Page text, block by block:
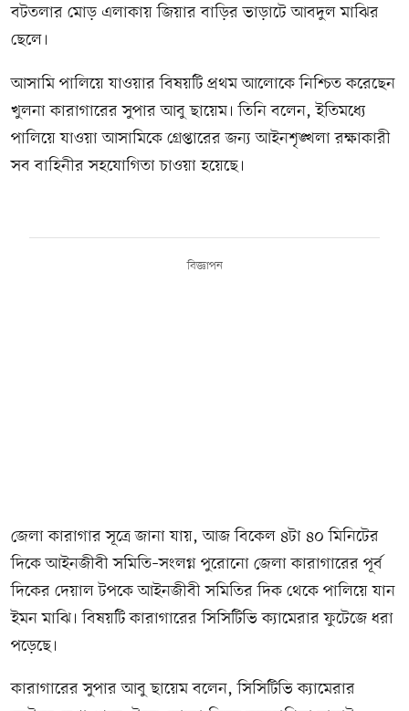
বটতলার মোড় এলাকায় জিয়ার বাড়ির ভাড়াটে আবদুল মাঝির
ছেলে।
আসামি পালিয়ে যাওয়ার বিষয়টি প্রথম আলোকে নিশ্চিত করেছেন
খুলনা কারাগারের সুপার আবু ছায়েম। তিনি বলেন, ইতিমধ্যে
পালিয়ে যাওয়া আসামিকে গ্রেপ্তারের জন্য আইনশৃঙ্খলা রক্ষাকারী
সব বাহিনীর সহযোগিতা চাওয়া হয়েছে।
বিজ্ঞাপন
জেলা কারাগার সূত্রে জানা যায়, আজ বিকেল ৪টা ৪০ মিনিটের
দিকে আইনজীবী সমিতি–সংলগ্ন পুরোনো জেলা কারাগারের পূর্ব
দিকের দেয়াল টপকে আইনজীবী সমিতির দিক থেকে পালিয়ে যান
ইমন মাঝি। বিষয়টি কারাগারের সিসিটিভি ক্যামেরার ফুটেজে ধরা
পড়েছে।
কারাগারের সুপার আবু ছায়েম বলেন, সিসিটিভি ক্যামেরার